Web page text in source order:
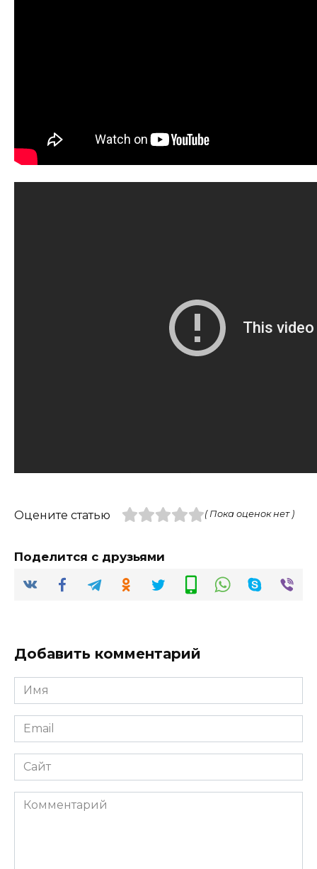
Оцените статью ( Пока оценок нет )
Поделится с друзьями
Добавить комментарий
Имя
*
Email
*
Сайт
Комментарий